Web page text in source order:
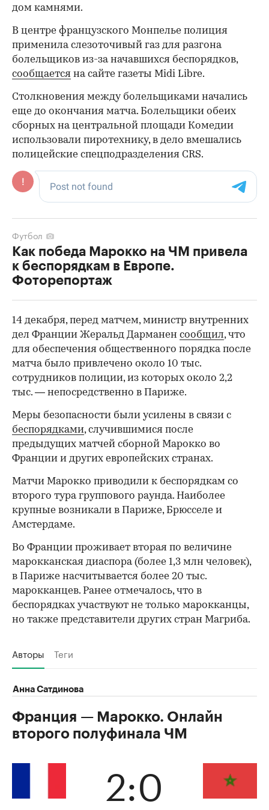
дом камнями.
В центре французского Монпелье полиция
применила слезоточивый газ для разгона
болельщиков из-за начавшихся беспорядков,
сообщается на сайте газеты Midi Libre.
Столкновения между болельщиками начались
еще до окончания матча. Болельщики обеих
сборных на центральной площади Комедии
использовали пиротехнику, в дело вмешались
полицейские спецподразделения CRS.
Как победа Марокко на ЧМ привела
к беспорядкам в Европе.
Фоторепортаж
Футбол
14 декабря, перед матчем, министр внутренних
дел Франции Жеральд Дарманен сообщил, что
для обеспечения общественного порядка после
матча было привлечено около 10 тыс.
сотрудников полиции, из которых около 2,2
тыс. — непосредственно в Париже.
Меры безопасности были усилены в связи с
беспорядками, случившимися после
предыдущих матчей сборной Марокко во
Франции и других европейских странах.
Матчи Марокко приводили к беспорядкам со
второго тура группового раунда. Наиболее
крупные возникали в Париже, Брюсселе и
Амстердаме.
Во Франции проживает вторая по величине
марокканская диаспора (более 1,3 млн человек),
в Париже насчитывается более 20 тыс.
марокканцев. Ранее отмечалось, что в
беспорядках участвуют не только марокканцы,
но также представители других стран Магриба.
Авторы Теги
Анна Сатдинова
Франция — Марокко. Онлайн
второго полуфинала ЧМ
2:0